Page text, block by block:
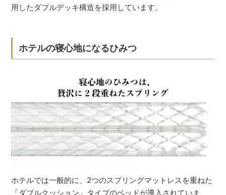
用したダブルデッキ構造を採用しています。
ホテルの寝心地になるひみつ
ホテルでは一般的に、2つのスプリングマットレスを重ねた
「ダブルクッション」タイプのベッドが導入されていま